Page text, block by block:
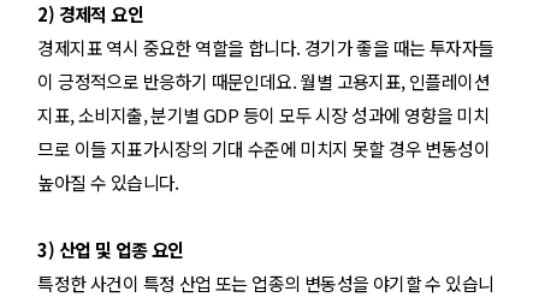
2) 경제적 요인
경제지표 역시 중요한 역할을 합니다. 경기가 좋을 때는 투자자들
이 긍정적으로 반응하기 때문인데요. 월별 고용지표, 인플레이션
지표, 소비지출, 분기별 GDP 등이 모두 시장 성과에 영향을 미치
므로 이들 지표가시장의 기대 수준에 미치지 못할 경우 변동성이
높아질 수 있습니다.
3) 산업 및 업종 요인
특정한 사건이 특정 산업 또는 업종의 변동성을 야기할 수 있습니